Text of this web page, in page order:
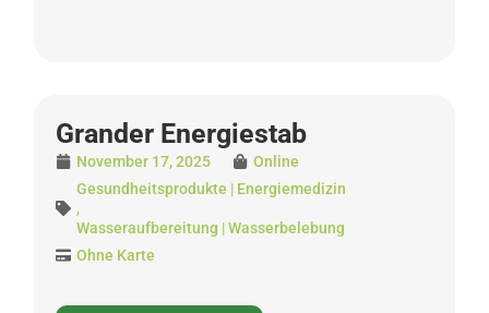
Grander Energiestab
November 17, 2025
Online
Gesundheitsprodukte | Energiemedizin
,
Wasseraufbereitung | Wasserbelebung
Ohne Karte